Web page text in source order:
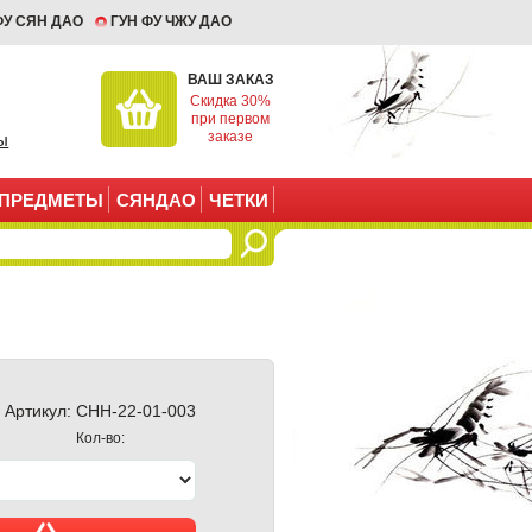
СЯН ДАО ГУН ФУ ЧЖУ ДАО
ВАШ ЗАКАЗ
Скидка 30%
при первом
заказе
ПРЕДМЕТЫ СЯНДАО ЧЕТКИ
Артикул: CHH-22-01-003
Кол-во: